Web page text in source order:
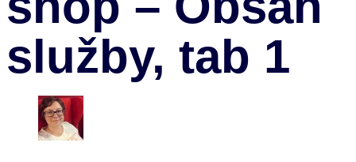
služby, tab 1